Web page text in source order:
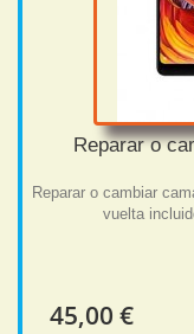
Reparar o
Reparar o cambiar
vuelta
45,00 €